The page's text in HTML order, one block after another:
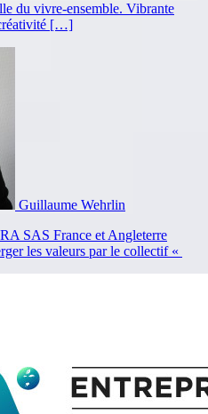
du vivre-ensemble. Vibrante
[…]
Guillaume Wehrlin
SAS France et Angleterre
les valeurs par le collectif «